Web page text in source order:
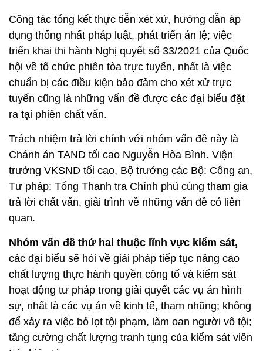
Công tác tổng kết thực tiễn xét xử, hướng dẫn áp
dụng thống nhất pháp luật, phát triển án lệ; việc
triển khai thi hành Nghị quyết số 33/2021 của Quốc
hội về tổ chức phiên tòa trực tuyến, nhất là việc
chuẩn bị các điều kiện bảo đảm cho xét xử trực
tuyến cũng là những vấn đề được các đại biểu đặt
ra tại phiên chất vấn.
Trách nhiệm trả lời chính với nhóm vấn đề này là
Chánh án TAND tối cao Nguyễn Hòa Bình. Viện
trưởng VKSND tối cao, Bộ trưởng các Bộ: Công an,
Tư pháp; Tổng Thanh tra Chính phủ cùng tham gia
trả lời chất vấn, giải trình về những vấn đề có liên
quan.
Nhóm vấn đề thứ hai thuộc lĩnh vực kiểm sát,
các đại biểu sẽ hỏi về giải pháp tiếp tục nâng cao
chất lượng thực hành quyền công tố và kiểm sát
hoạt động tư pháp trong giải quyết các vụ án hình
sự, nhất là các vụ án về kinh tế, tham nhũng; không
để xảy ra việc bỏ lọt tội phạm, làm oan người vô tội;
tăng cường chất lượng tranh tụng của kiểm sát viên